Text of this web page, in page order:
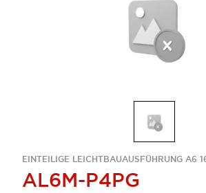
EINTEILIGE LEICHTBAUAUSFÜHRUNG A6
AL6M-P4PG